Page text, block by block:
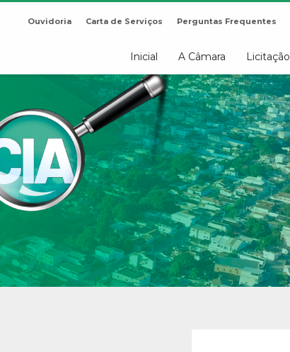
Ouvidoria Carta de Serviços Perguntas Frequentes
Inicial A Câmara Licitação